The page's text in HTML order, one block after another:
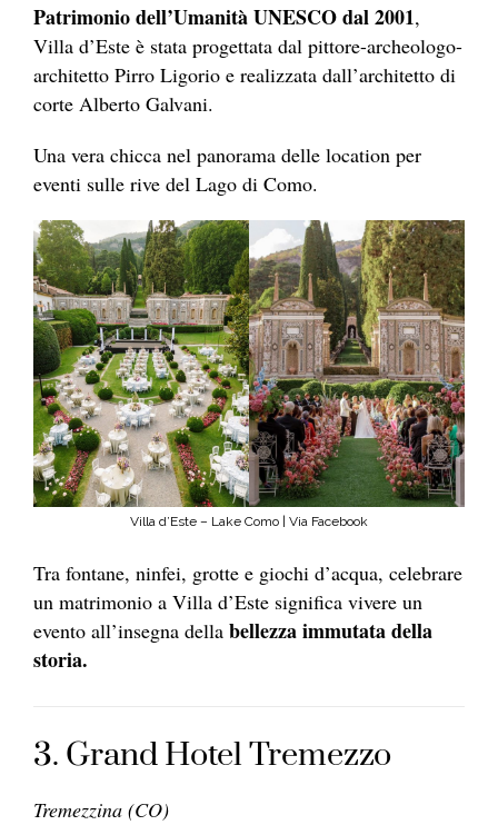
Patrimonio dell’Umanità UNESCO dal 2001,
Villa d’Este è stata progettata dal pittore-archeologo-
architetto Pirro Ligorio e realizzata dall’architetto di
corte Alberto Galvani.
Una vera chicca nel panorama delle location per
eventi sulle rive del Lago di Como.
Villa d’Este – Lake Como | Via Facebook
Tra fontane, ninfei, grotte e giochi d’acqua, celebrare
un matrimonio a Villa d’Este significa vivere un
evento all’insegna della bellezza immutata della
storia.
3. Grand Hotel Tremezzo
Tremezzina (CO)